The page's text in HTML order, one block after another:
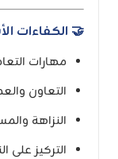
🤝 الكفاءات
مهارات
التعاون
النزاهة
التركيز على